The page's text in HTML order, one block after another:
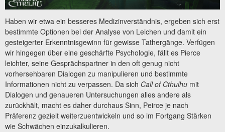
Haben wir etwa ein besseres Medizinverständnis, ergeben sich erst
bestimmte Optionen bei der Analyse von Leichen und damit ein
gesteigerter Erkenntnisgewinn für gewisse Tathergänge. Verfügen
wir hingegen über eine geschärfte Psychologie, fällt es Pierce
leichter, seine Gesprächspartner in den oft genug nicht
vorhersehbaren Dialogen zu manipulieren und bestimmte
Informationen nicht zu verpassen. Da sich Call of Cthulhu mit
Dialogen und genaueren Untersuchungen alles andere als
zurückhält, macht es daher durchaus Sinn, Peirce je nach
Präferenz gezielt weiterzuentwickeln und so im Fortgang Stärken
wie Schwächen einzukalkulieren.